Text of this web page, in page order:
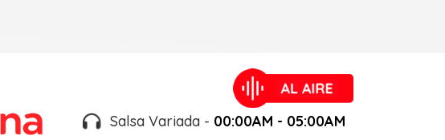
Salsa Variada - 00:00AM - 05:00AM